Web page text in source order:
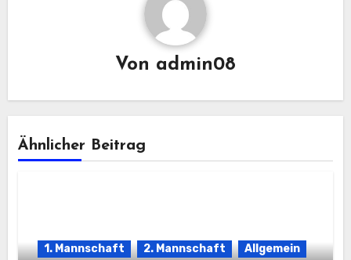
Von admin08
Ähnlicher Beitrag
1. Mannschaft 2. Mannschaft Allgemein